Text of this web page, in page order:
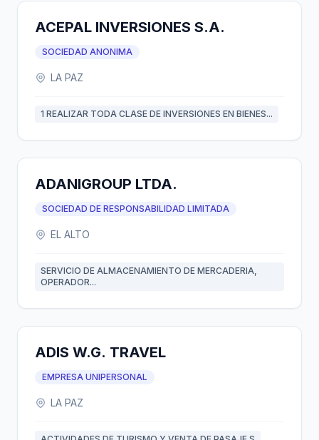
ACEPAL INVERSIONES S.A.
SOCIEDAD ANONIMA
LA PAZ
1 REALIZAR TODA CLASE DE INVERSIONES EN BIENES...
ADANIGROUP LTDA.
SOCIEDAD DE RESPONSABILIDAD LIMITADA
EL ALTO
SERVICIO DE ALMACENAMIENTO DE MERCADERIA,
OPERADOR...
ADIS W.G. TRAVEL
EMPRESA UNIPERSONAL
LA PAZ